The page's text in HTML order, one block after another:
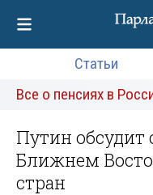
Статьи
Все о пенсиях в
Путин обсудит
Ближнем
стран